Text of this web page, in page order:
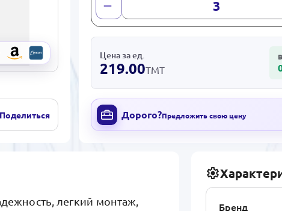
Поделиться
Цена за ед.
219.00ТМТ
Дорого?Предложить свою цену
легкий монтаж,
Бренд